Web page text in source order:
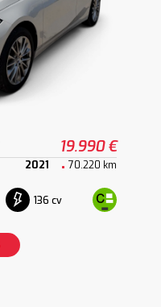
19.990 €
2021 70.220 km
136 cv